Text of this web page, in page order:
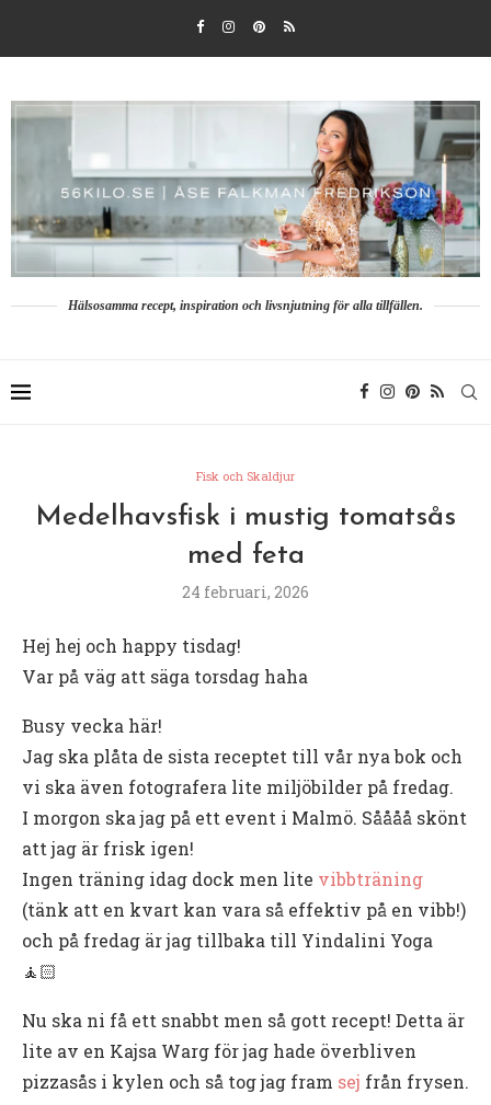
Hälsosamma recept, inspiration och livsnjutning för alla tillfällen.
Fisk och Skaldjur
Medelhavsfisk i mustig tomatsås
med feta
24 februari, 2026
Hej hej och happy tisdag!
Var på väg att säga torsdag haha
Busy vecka här!
Jag ska plåta de sista receptet till vår nya bok och
vi ska även fotografera lite miljöbilder på fredag.
I morgon ska jag på ett event i Malmö. Såååå skönt
att jag är frisk igen!
Ingen träning idag dock men lite vibbträning
(tänk att en kvart kan vara så effektiv på en vibb!)
och på fredag är jag tillbaka till Yindalini Yoga
🧘🏻
Nu ska ni få ett snabbt men så gott recept! Detta är
lite av en Kajsa Warg för jag hade överbliven
pizzasås i kylen och så tog jag fram sej från frysen.